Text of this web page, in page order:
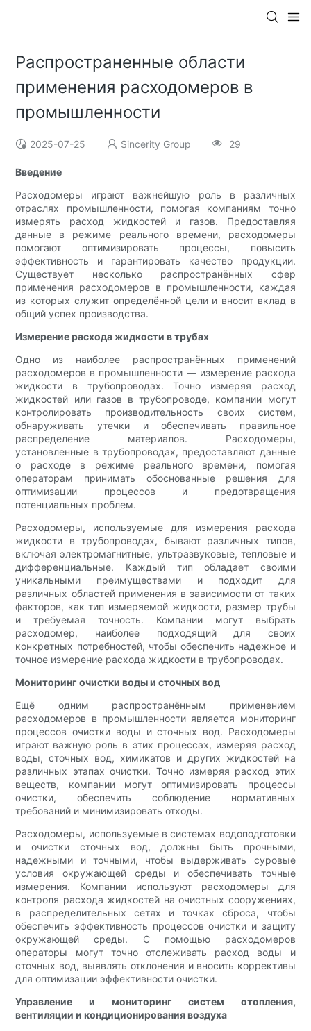
Распространенные области
применения расходомеров в
промышленности
2025-07-25 Sincerity Group 29
Введение
Расходомеры играют важнейшую роль в различных
отраслях промышленности, помогая компаниям точно
измерять расход жидкостей и газов. Предоставляя
данные в режиме реального времени, расходомеры
помогают оптимизировать процессы, повысить
эффективность и гарантировать качество продукции.
Существует несколько распространённых сфер
применения расходомеров в промышленности, каждая
из которых служит определённой цели и вносит вклад в
общий успех производства.
Измерение расхода жидкости в трубах
Одно из наиболее распространённых применений
расходомеров в промышленности — измерение расхода
жидкости в трубопроводах. Точно измеряя расход
жидкостей или газов в трубопроводе, компании могут
контролировать производительность своих систем,
обнаруживать утечки и обеспечивать правильное
распределение материалов. Расходомеры,
установленные в трубопроводах, предоставляют данные
о расходе в режиме реального времени, помогая
операторам принимать обоснованные решения для
оптимизации процессов и предотвращения
потенциальных проблем.
Расходомеры, используемые для измерения расхода
жидкости в трубопроводах, бывают различных типов,
включая электромагнитные, ультразвуковые, тепловые и
дифференциальные. Каждый тип обладает своими
уникальными преимуществами и подходит для
различных областей применения в зависимости от таких
факторов, как тип измеряемой жидкости, размер трубы
и требуемая точность. Компании могут выбрать
расходомер, наиболее подходящий для своих
конкретных потребностей, чтобы обеспечить надежное и
точное измерение расхода жидкости в трубопроводах.
Мониторинг очистки воды и сточных вод
Ещё одним распространённым применением
расходомеров в промышленности является мониторинг
процессов очистки воды и сточных вод. Расходомеры
играют важную роль в этих процессах, измеряя расход
воды, сточных вод, химикатов и других жидкостей на
различных этапах очистки. Точно измеряя расход этих
веществ, компании могут оптимизировать процессы
очистки, обеспечить соблюдение нормативных
требований и минимизировать отходы.
Расходомеры, используемые в системах водоподготовки
и очистки сточных вод, должны быть прочными,
надежными и точными, чтобы выдерживать суровые
условия окружающей среды и обеспечивать точные
измерения. Компании используют расходомеры для
контроля расхода жидкостей на очистных сооружениях,
в распределительных сетях и точках сброса, чтобы
обеспечить эффективность процессов очистки и защиту
окружающей среды. С помощью расходомеров
операторы могут точно отслеживать расход воды и
сточных вод, выявлять отклонения и вносить коррективы
для оптимизации эффективности очистки.
Управление и мониторинг систем отопления,
вентиляции и кондиционирования воздуха